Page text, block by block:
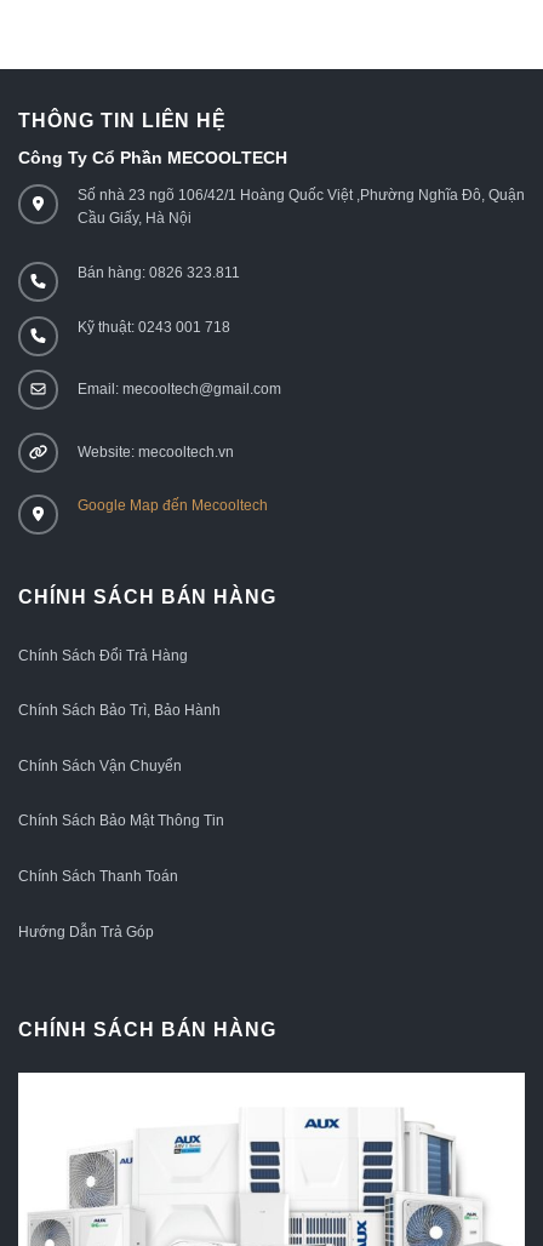
THÔNG TIN LIÊN HỆ
Công Ty Cổ Phần MECOOLTECH
Số nhà 23 ngõ 106/42/1 Hoàng Quốc Việt ,Phường Nghĩa Đô, Quận
Cầu Giấy, Hà Nội
Bán hàng: 0826 323.811
Kỹ thuật: 0243 001 718
Email: mecooltech@gmail.com
Website: mecooltech.vn
Google Map đến Mecooltech
CHÍNH SÁCH BÁN HÀNG
Chính Sách Đổi Trả Hàng
Chính Sách Bảo Trì, Bảo Hành
Chính Sách Vận Chuyển
Chính Sách Bảo Mật Thông Tin
Chính Sách Thanh Toán
Hướng Dẫn Trả Góp
CHÍNH SÁCH BÁN HÀNG